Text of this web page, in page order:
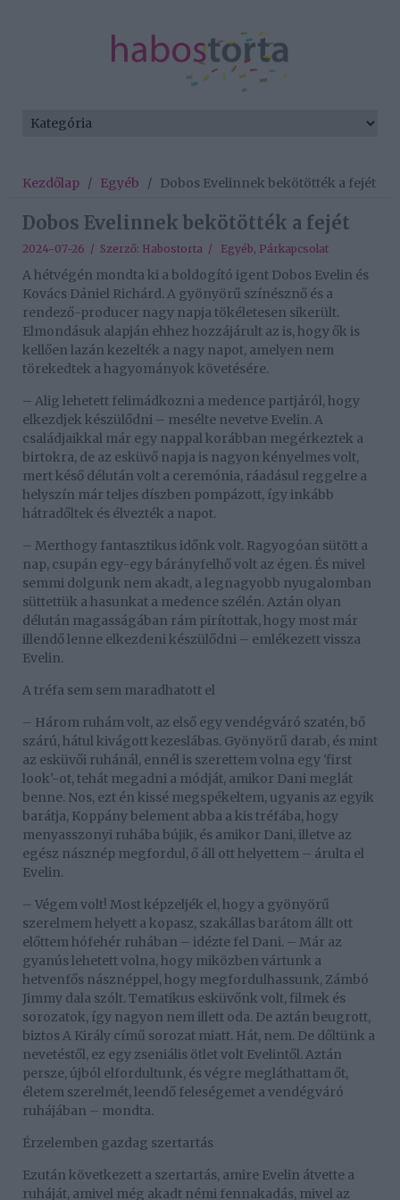
Kezdőlap / Egyéb / Dobos Evelinnek bekötötték a fejét
Dobos Evelinnek bekötötték a fejét
2024-07-26 / Szerző: Habostorta / Egyéb, Párkapcsolat
A hétvégén mondta ki a boldogító igent Dobos Evelin és
Kovács Dániel Richárd. A gyönyörű színésznő és a
rendező-producer nagy napja tökéletesen sikerült.
Elmondásuk alapján ehhez hozzájárult az is, hogy ők is
kellően lazán kezelték a nagy napot, amelyen nem
törekedtek a hagyományok követésére.
– Alig lehetett felimádkozni a medence partjáról, hogy
elkezdjek készülődni – mesélte nevetve Evelin. A
családjaikkal már egy nappal korábban megérkeztek a
birtokra, de az esküvő napja is nagyon kényelmes volt,
mert késő délután volt a ceremónia, ráadásul reggelre a
helyszín már teljes díszben pompázott, így inkább
hátradőltek és élvezték a napot.
– Merthogy fantasztikus időnk volt. Ragyogóan sütött a
nap, csupán egy-egy bárányfelhő volt az égen. És mivel
semmi dolgunk nem akadt, a legnagyobb nyugalomban
süttettük a hasunkat a medence szélén. Aztán olyan
délután magasságában rám pirítottak, hogy most már
illendő lenne elkezdeni készülődni – emlékezett vissza
Evelin.
A tréfa sem sem maradhatott el
– Három ruhám volt, az első egy vendégváró szatén, bő
szárú, hátul kivágott kezeslábas. Gyönyörű darab, és mint
az esküvői ruhánál, ennél is szerettem volna egy 'first
look'-ot, tehát megadni a módját, amikor Dani meglát
benne. Nos, ezt én kissé megspékeltem, ugyanis az egyik
barátja, Koppány belement abba a kis tréfába, hogy
menyasszonyi ruhába bújik, és amikor Dani, illetve az
egész násznép megfordul, ő áll ott helyettem – árulta el
Evelin.
– Végem volt! Most képzeljék el, hogy a gyönyörű
szerelmem helyett a kopasz, szakállas barátom állt ott
előttem hófehér ruhában – idézte fel Dani. – Már az
gyanús lehetett volna, hogy miközben vártunk a
hetvenfős násznéppel, hogy megfordulhassunk, Zámbó
Jimmy dala szólt. Tematikus esküvőnk volt, filmek és
sorozatok, így nagyon nem illett oda. De aztán beugrott,
biztos A Király című sorozat miatt. Hát, nem. De dőltünk a
nevetéstől, ez egy zseniális ötlet volt Evelintől. Aztán
persze, újból elfordultunk, és végre megláthattam őt,
életem szerelmét, leendő feleségemet a vendégváró
ruhájában – mondta.
Érzelemben gazdag szertartás
Ezután következett a szertartás, amire Evelin átvette a
ruháját, amivel még akadt némi fennakadás, mivel az